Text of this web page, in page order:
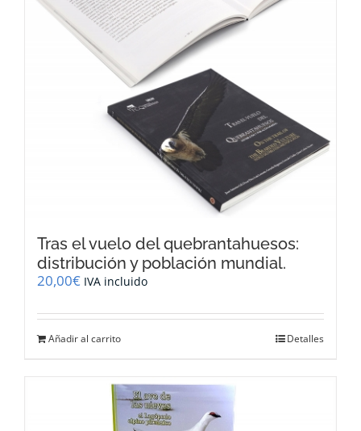
Tras el vuelo del quebrantahuesos:
distribución y población mundial.
20,00€ IVA incluido
Añadir al carrito Detalles